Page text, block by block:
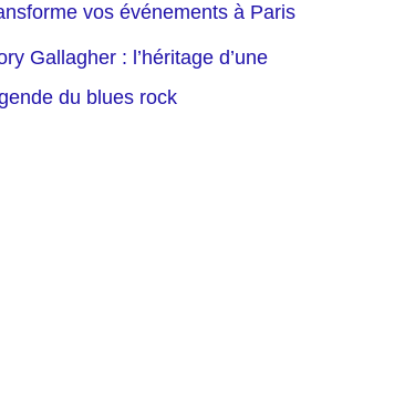
vos événements à Paris
Gallagher : l’héritage d’une
du blues rock